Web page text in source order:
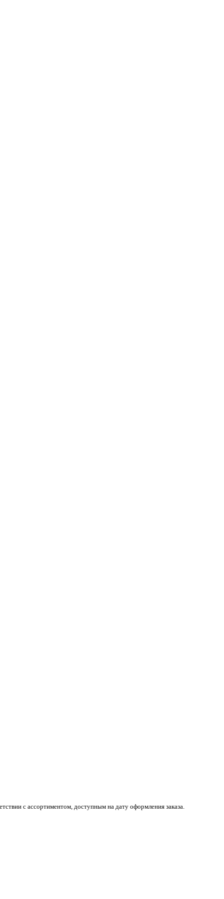
с ассортиментом, доступным на дату оформления заказа.